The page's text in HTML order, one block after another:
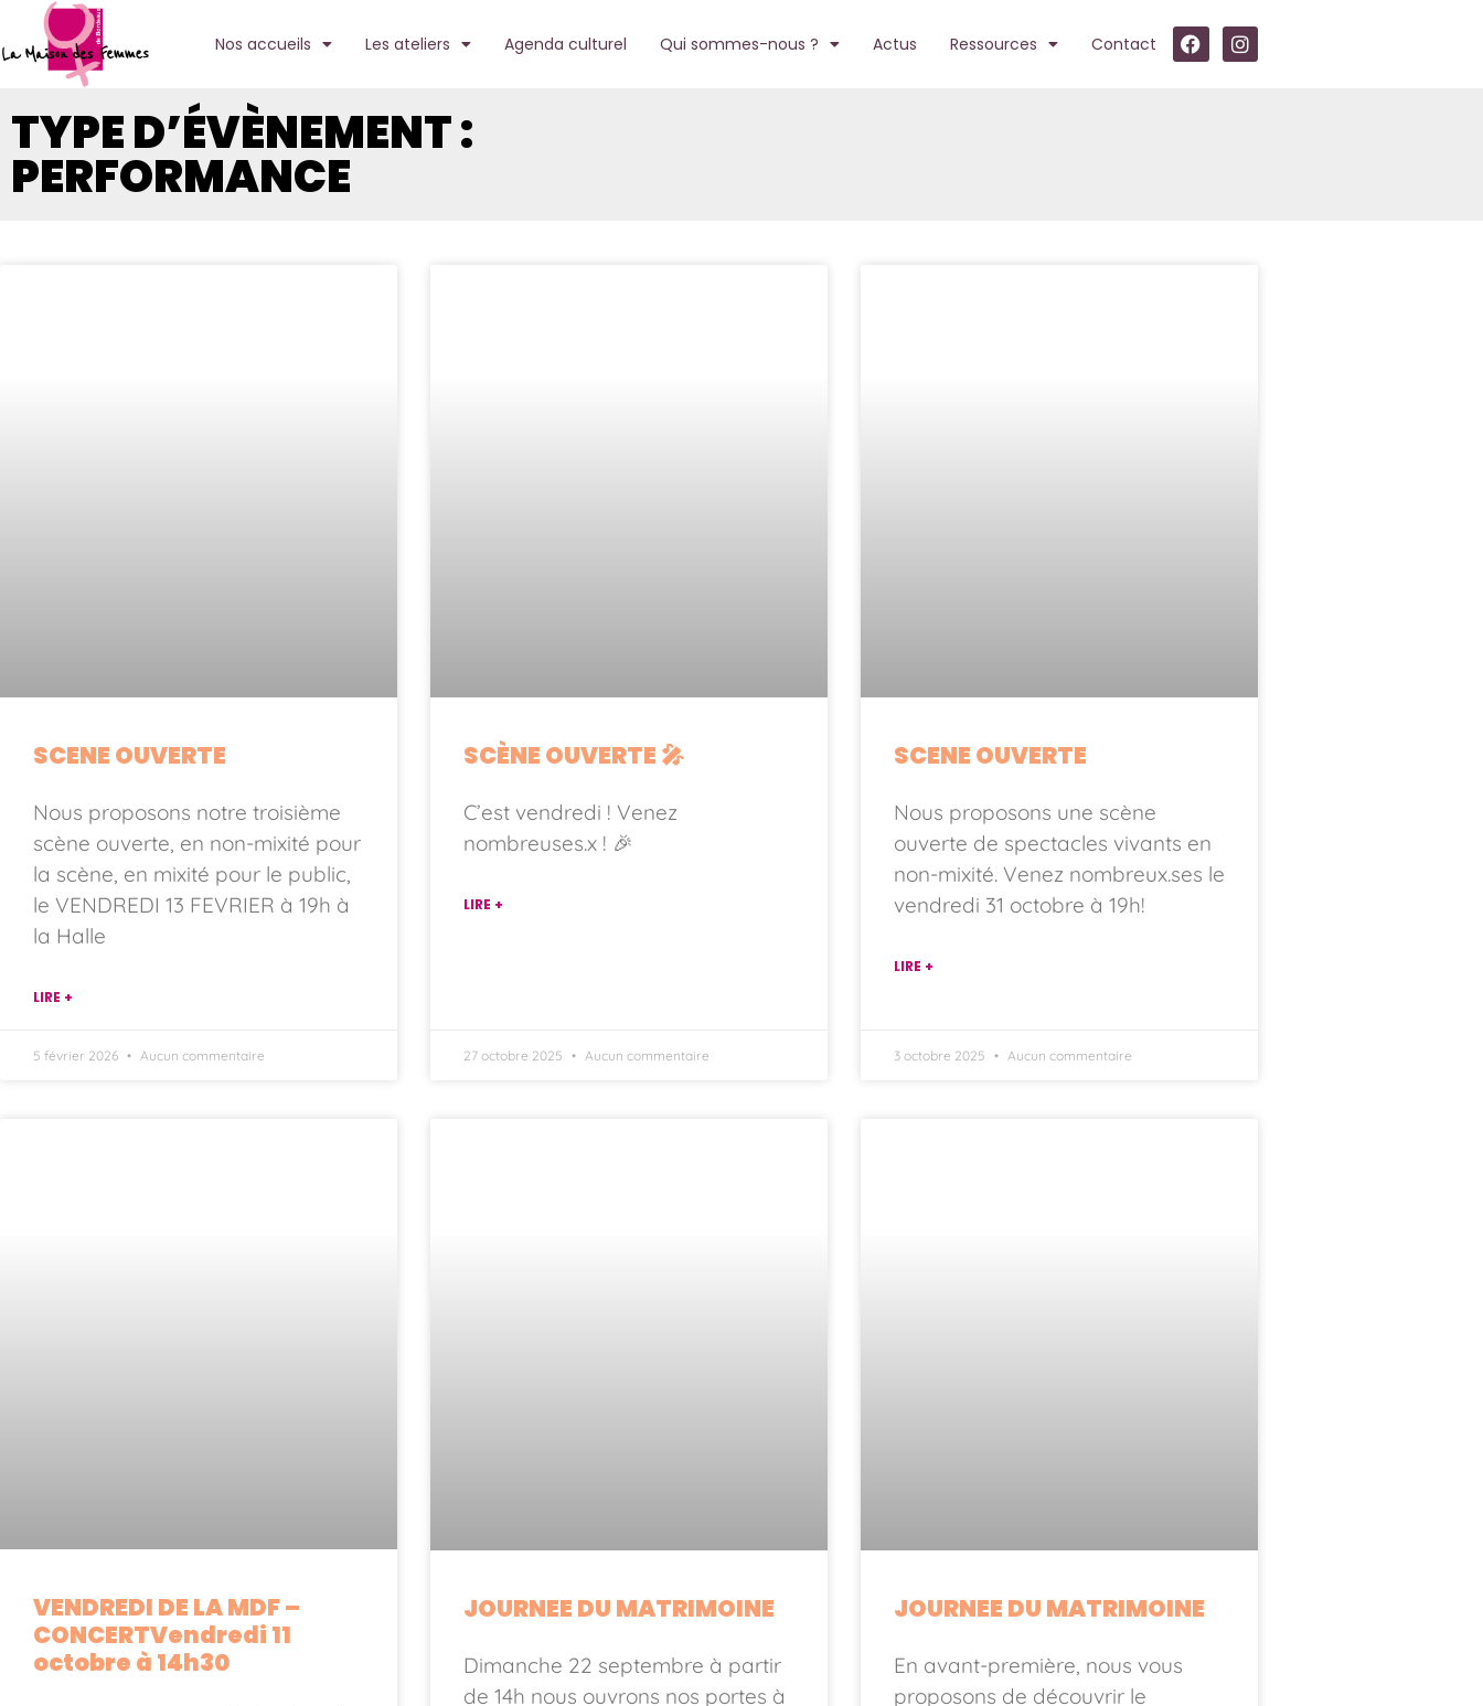
Nos accueils Les ateliers Agenda culturel Qui sommes-nous ? Actus Ressources Contact
TYPE D’ÉVÈNEMENT :
PERFORMANCE
SCENE OUVERTE
Nous proposons notre troisième
scène ouverte, en non-mixité pour
la scène, en mixité pour le public,
le VENDREDI 13 FEVRIER à 19h à
la Halle
LIRE +
5 février 2026 Aucun commentaire
SCÈNE OUVERTE 🎤
C’est vendredi ! Venez
nombreuses.x ! 🎉
LIRE +
27 octobre 2025 Aucun commentaire
SCENE OUVERTE
Nous proposons une scène
ouverte de spectacles vivants en
non-mixité. Venez nombreux.ses le
vendredi 31 octobre à 19h!
LIRE +
3 octobre 2025 Aucun commentaire
VENDREDI DE LA MDF –
CONCERTVendredi 11
octobre à 14h30
JOURNEE DU MATRIMOINE
Dimanche 22 septembre à partir
de 14h nous ouvrons nos portes à
JOURNEE DU MATRIMOINE
En avant-première, nous vous
proposons de découvrir le